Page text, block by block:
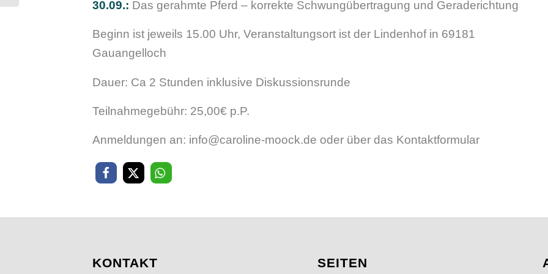
30.09.: Das gerahmte Pferd – korrekte Schwungübertragung und Geraderichtung
Beginn ist jeweils 15.00 Uhr, Veranstaltungsort ist der Lindenhof in 69181
Gauangelloch
Dauer: Ca 2 Stunden inklusive Diskussionsrunde
Teilnahmegebühr: 25,00€ p.P.
Anmeldungen an: info@caroline-moock.de oder über das Kontaktformular
KONTAKT SEITEN